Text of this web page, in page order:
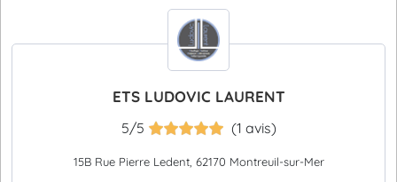
ETS LUDOVIC LAURENT
5/5 (1 avis)
15B Rue Pierre Ledent, 62170 Montreuil-sur-Mer